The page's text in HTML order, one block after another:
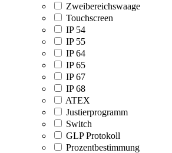
Zweibereichswaage
Touchscreen
IP 54
IP 55
IP 64
IP 65
IP 67
IP 68
ATEX
Justierprogramm
Switch
GLP Protokoll
Prozentbestimmung